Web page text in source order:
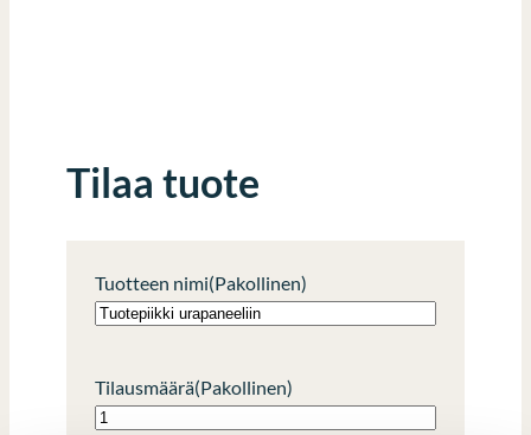
Tilaa tuote
Tuotteen nimi(Pakollinen)
Tilausmäärä(Pakollinen)